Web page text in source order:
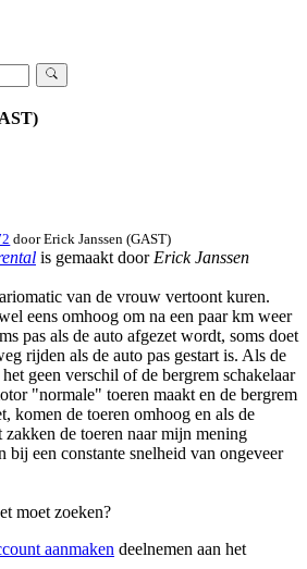
doorErick Janssen (GAST)
is gemaakt door Erick Janssen
van de vrouw vertoont kuren.
eens omhoog om na een paar km weer
pas als de auto afgezet wordt, soms doet
rijden als de auto pas gestart is. Als de
geen verschil of de bergrem schakelaar
"normale" toeren maakt en de bergrem
komen de toeren omhoog en als de
de toeren naar mijn mening
bij een constante snelheid van ongeveer
moet zoeken?
aanmaken deelnemen aan het